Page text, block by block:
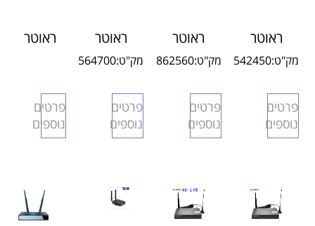
ראוטר
סלולרי H20
מק"ט:542450
פרטים
נוספים
ראוטר
סלולרי
H60 LTE
כולל
אנטנות
מק"ט:862560
פרטים
נוספים
ראוטר
סלולרי 3G
SIM
מק"ט:564700
פרטים
נוספים
ראוטר
DUAL
SIM חזק
במיוחד!
פרטים
נוספים